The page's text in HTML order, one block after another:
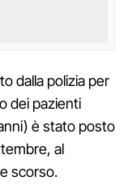
dalla polizia per
dei pazienti
è stato posto
al
scorso.